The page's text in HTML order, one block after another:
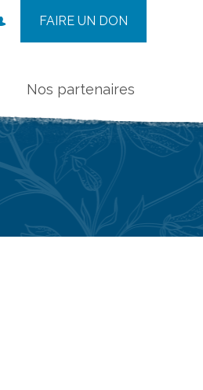
FAIRE UN DON
Nos partenaires